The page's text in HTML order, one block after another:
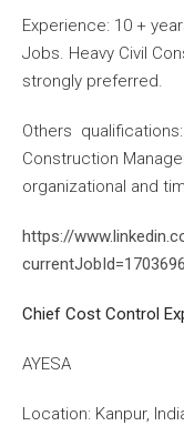
Experience: 10 +
Jobs. Heavy Civil
strongly preferred.
Others qualifications:
Construction
organizational and
https://
Chief Cost Control
AYESA
Location: Kanpur,